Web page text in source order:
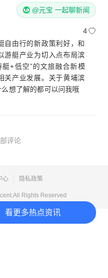
看更多热点资讯
@元宝 一起聊新闻
4
自由行的新政策利好，和
游艇产业为切入点布局滨
+低空”的文旅融合新模
关产业发展。关于黄埔滨
想了解的都可以问我哦
评论
心 隐私政策
Rights Reserved